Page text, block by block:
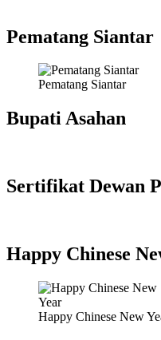
Pematang Siantar
Pematang Siantar
Bupati Asahan
Sertifikat Dewan
Happy Chinese
Happy Chinese New